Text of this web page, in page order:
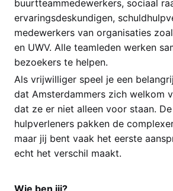
buurtteammedewerkers, sociaal
ervaringsdeskundigen,
medewerkers van organisaties
en UWV. Alle teamleden werken
bezoekers te helpen.
Als vrijwilliger speel je een
dat Amsterdammers zich welkom
dat ze er niet alleen voor staan.
hulpverleners pakken de
maar jij bent vaak het eerste
echt het verschil maakt.